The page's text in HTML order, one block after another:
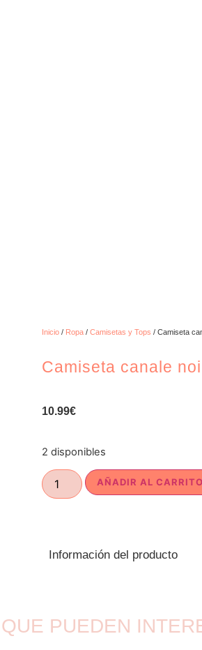
Inicio / Ropa / Camisetas y Tops / Camiseta
Camiseta canale
10.99€
2 disponibles
AÑADIR AL CARRITO
Información del producto
PUEDEN